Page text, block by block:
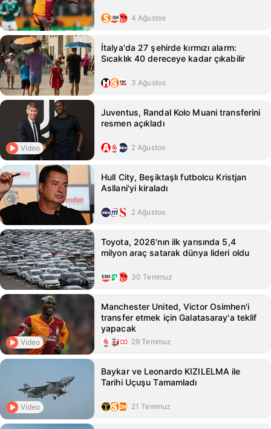
4 Ağustos
İtalya'da 27 şehirde kırmızı alarm:
Sıcaklık 40 dereceye kadar çıkabilir
3 Ağustos
Video
Juventus, Randal Kolo Muani transferini
resmen açıkladı
2 Ağustos
Hull City, Beşiktaşlı futbolcu Kristjan
Asllani'yi kiraladı
2 Ağustos
Toyota, 2026'nın ilk yarısında 5,4
milyon araç satarak dünya lideri oldu
30 Temmuz
Video
Manchester United, Victor Osimhen'i
transfer etmek için Galatasaray'a teklif
yapacak
29 Temmuz
Video
Baykar ve Leonardo KIZILELMA ile
Tarihi Uçuşu Tamamladı
21 Temmuz